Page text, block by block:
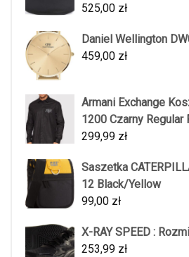
525,00 zł
Daniel Wellington
459,00 zł
Armani Exchange
1200 Czarny Regular
299,99 zł
Saszetka
12 Black/Yellow
99,00 zł
X-RAY SPEED :
253,99 zł